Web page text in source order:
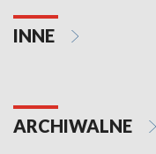
INNE
ARCHIWALNE